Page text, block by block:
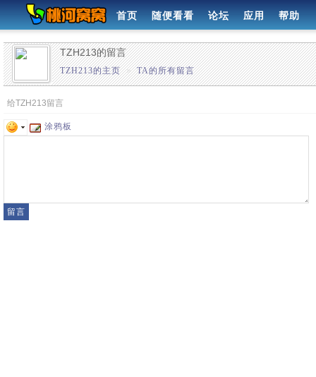
首页 随便看看 论坛 应用 帮助
TZH213的留言
TZH213的主页 » TA的所有留言
给TZH213留言
涂鸦板